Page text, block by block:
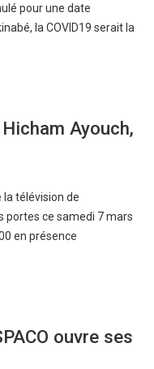
pour une date
la COVID19 serait la
Ayouch,
la télévision de
portes ce samedi 7 mars
en présence
ouvre ses